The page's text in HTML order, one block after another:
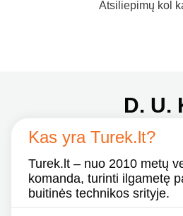
Atsiliepimų kol
D. U.
Kas yra Turek.lt?
Turek.lt – nuo 2010 metų
komanda, turinti ilgametę
buitinės technikos srityje.